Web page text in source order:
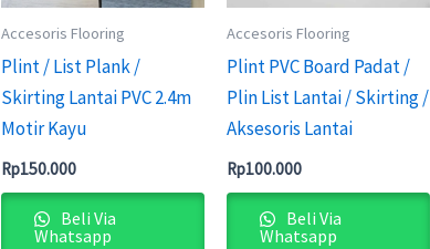
Accesoris Flooring
Plint / List Plank /
Skirting Lantai PVC 2.4m
Motir Kayu
Rp150.000
Beli Via
Whatsapp
Accesoris Flooring
Plint PVC Board Padat /
Plin List Lantai / Skirting /
Aksesoris Lantai
Rp100.000
Beli Via
Whatsapp